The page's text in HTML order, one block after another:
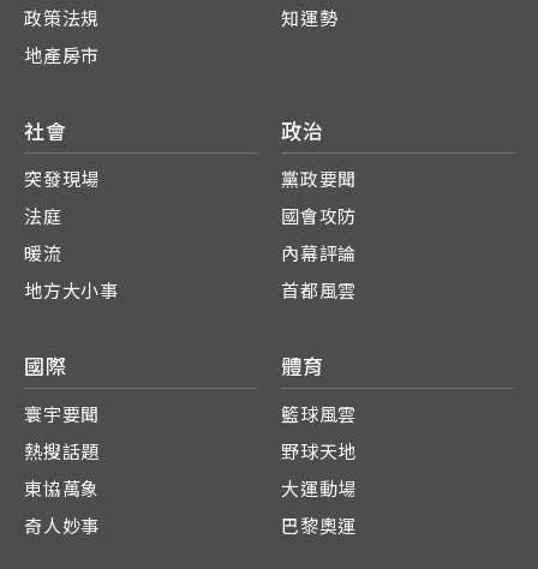
政策法規
地產房市
知運勢
社會
突發現場
法庭
暖流
地方大小事
政治
黨政要聞
國會攻防
內幕評論
首都風雲
國際
寰宇要聞
熱搜話題
東協萬象
奇人妙事
體育
籃球風雲
野球天地
大運動場
巴黎奧運